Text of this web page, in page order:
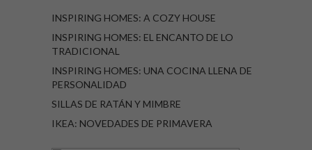
INSPIRING HOMES: A COZY HOUSE
INSPIRING HOMES: EL ENCANTO DE LO
TRADICIONAL
INSPIRING HOMES: UNA COCINA LLENA DE
PERSONALIDAD
SILLAS DE RATÁN Y MIMBRE
IKEA: NOVEDADES DE PRIMAVERA